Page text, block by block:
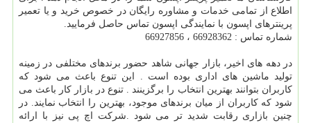
اطلاع از تمامی خدمات و مشاوره رایگان در خصوص خرید و یا تعمیر
پرینترهای اپسون با نمایندگی اپسون تماس حاصل فرمایید.
شماره تماس : 66928362 ، 66927856
در دهه های اخیر، بازار جهانی شاهد حضور برندهای مختلفی در زمینه
تولید ماشین های اداری بوده است . این تنوع باعث می شود که
کاربران بتوانند بهترین انتخاب را برگزینند . تنوع در بازار کار باعث می
شود که کاربران از میان برندهای موجود، بهترین را انتخاب نمایند. در
چنین بازاری رقابت شدید تر می شود .شرکت اچ پی نیز با ارائه